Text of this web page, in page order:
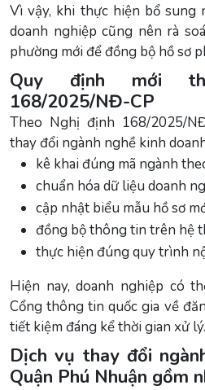
Vì vậy, khi thực hiện bổ sung
doanh nghiệp cũng nên rà
phường mới để đồng bộ hồ sơ
Quy định mới
168/2025/NĐ-CP
Theo Nghị định 168/2025/
thay đổi ngành nghề kinh
kê khai đúng mã ngành
chuẩn hóa dữ liệu doanh
cập nhật biểu mẫu hồ sơ
đồng bộ thông tin trên hệ
thực hiện đúng quy trình
Hiện nay, doanh nghiệp có
Cổng thông tin quốc gia về
tiết kiệm đáng kể thời gian xử lý.
Dịch vụ thay đổi
Quận Phú Nhuận gồm